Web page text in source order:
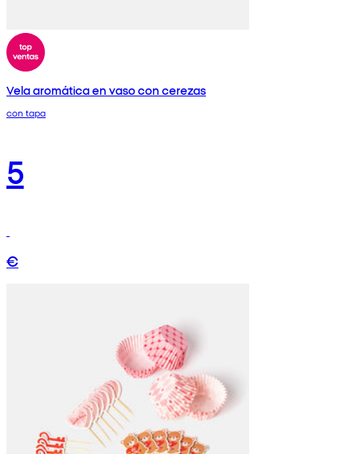
Vela aromática en vaso con cerezas
con tapa
5
€